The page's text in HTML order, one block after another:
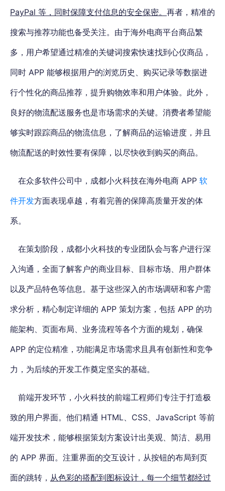
PayPal 等，同时保障支付信息的安全保密。 再者，精准的
搜索与推荐功能也备受关注。由于海外电商平台商品繁
多，用户希望通过精准的关键词搜索快速找到心仪商品，
同时 APP 能够根据用户的浏览历史、购买记录等数据进
行个性化的商品推荐，提升购物效率和用户体验。此外，
良好的物流配送服务也是市场需求的关键。消费者希望能
够实时跟踪商品的物流信息，了解商品的运输进度，并且
物流配送的时效性要有保障，以尽快收到购买的商品。
在众多软件公司中，成都小火科技在海外电商 APP 软
件开发方面表现卓越，有着完善的保障高质量开发的体
系。
在策划阶段，成都小火科技的专业团队会与客户进行深
入沟通，全面了解客户的商业目标、目标市场、用户群体
以及产品特色等信息。基于这些深入的市场调研和客户需
求分析，精心制定详细的 APP 策划方案，包括 APP 的功
能架构、页面布局、业务流程等各个方面的规划，确保
APP 的定位精准，功能满足市场需求且具有创新性和竞争
力，为后续的开发工作奠定坚实的基础。
前端开发环节，小火科技的前端工程师们专注于打造极
致的用户界面。他们精通 HTML、CSS、JavaScript 等前
端开发技术，能够根据策划方案设计出美观、简洁、易用
的 APP 界面。注重界面的交互设计，从按钮的布局到页
面的跳转， 从色彩的搭配到图标设计，每一个细节都经过